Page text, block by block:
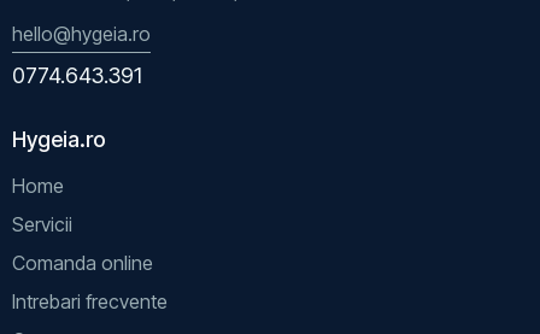
hello@hygeia.ro
0774.643.391
Hygeia.ro
Home
Servicii
Comanda online
Intrebari frecvente